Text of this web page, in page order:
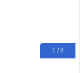
1 / 8